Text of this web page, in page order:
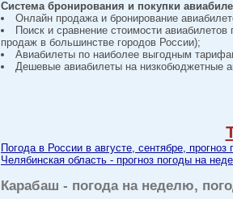
Система бронирования и покупки
Онлайн продажа и бронирование
Поиск и сравнение стоимости
продаж в большинстве городов России);
Авиабилеты по наиболее выгодным
Дешевые авиабилеты на низкобюджетные
Погода в России в августе, сентябре, прогноз
Челябинская область - прогноз погоды на
Карабаш - погода на неделю,